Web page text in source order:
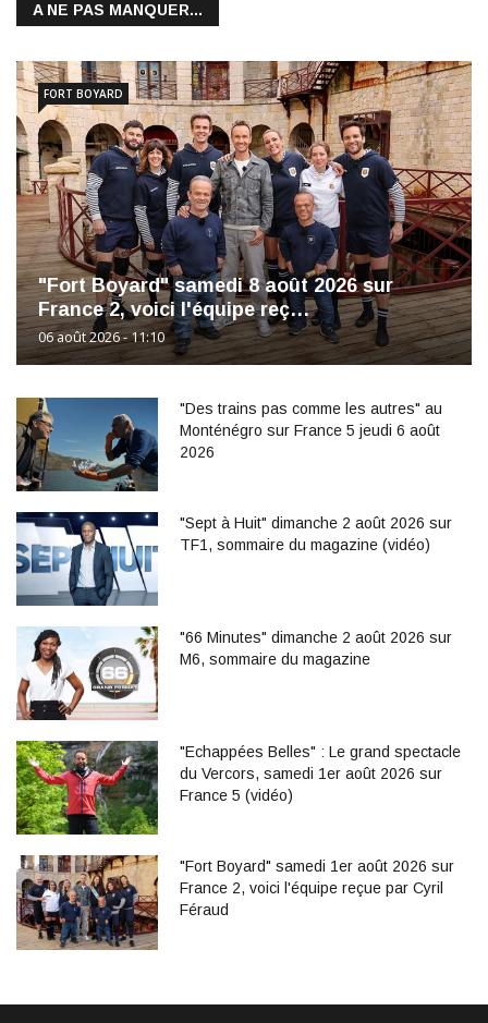
A NE PAS MANQUER...
"Fort Boyard" samedi 8 août 2026 sur
France 2, voici l'équipe reç…
06 août 2026 - 11:10
FORT BOYARD
"Des trains pas comme les autres" au
Monténégro sur France 5 jeudi 6 août
2026
"Sept à Huit" dimanche 2 août 2026 sur
TF1, sommaire du magazine (vidéo)
"66 Minutes" dimanche 2 août 2026 sur
M6, sommaire du magazine
"Echappées Belles" : Le grand spectacle
du Vercors, samedi 1er août 2026 sur
France 5 (vidéo)
"Fort Boyard" samedi 1er août 2026 sur
France 2, voici l'équipe reçue par Cyril
Féraud